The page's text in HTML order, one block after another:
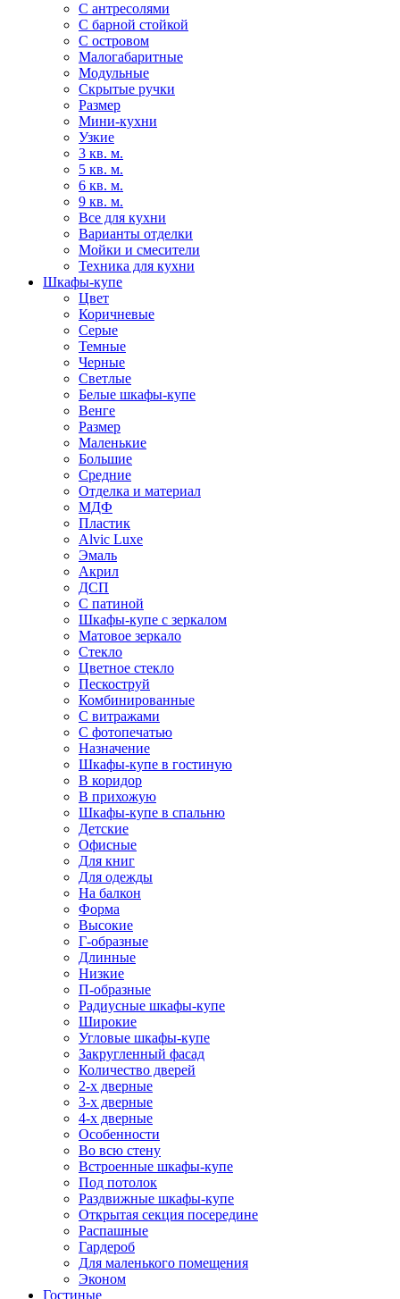
С антресолями
С барной стойкой
С островом
Малогабаритные
Модульные
Скрытые ручки
Размер
Мини-кухни
Узкие
3 кв. м.
5 кв. м.
6 кв. м.
9 кв. м.
Все для кухни
Варианты отделки
Мойки и смесители
Техника для кухни
Шкафы-купе
Цвет
Коричневые
Серые
Темные
Черные
Светлые
Белые шкафы-купе
Венге
Размер
Маленькие
Большие
Средние
Отделка и материал
МДФ
Пластик
Alvic Luxe
Эмаль
Акрил
ДСП
С патиной
Шкафы-купе с зеркалом
Матовое зеркало
Стекло
Цветное стекло
Пескоструй
Комбинированные
С витражами
С фотопечатью
Назначение
Шкафы-купе в гостиную
В коридор
В прихожую
Шкафы-купе в спальню
Детские
Офисные
Для книг
Для одежды
На балкон
Форма
Высокие
Г-образные
Длинные
Низкие
П-образные
Радиусные шкафы-купе
Широкие
Угловые шкафы-купе
Закругленный фасад
Количество дверей
2-х дверные
3-х дверные
4-х дверные
Особенности
Во всю стену
Встроенные шкафы-купе
Под потолок
Раздвижные шкафы-купе
Открытая секция посередине
Распашные
Гардероб
Для маленького помещения
Эконом
Гостиные